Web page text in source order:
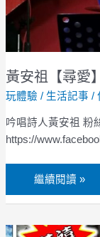
黃安祖【尋愛
玩體驗 / 生活記事 /
吟唱詩人黃安祖 粉
https://
終
繼續閱讀 »
步